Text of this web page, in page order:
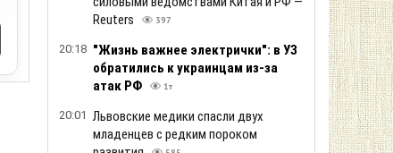
Reuters
397
20:18 "Жизнь важнее электрички": в УЗ
обратились к украинцам из-за
атак РФ
1т
20:01 Львовские медики спасли двух
младенцев с редким пороком